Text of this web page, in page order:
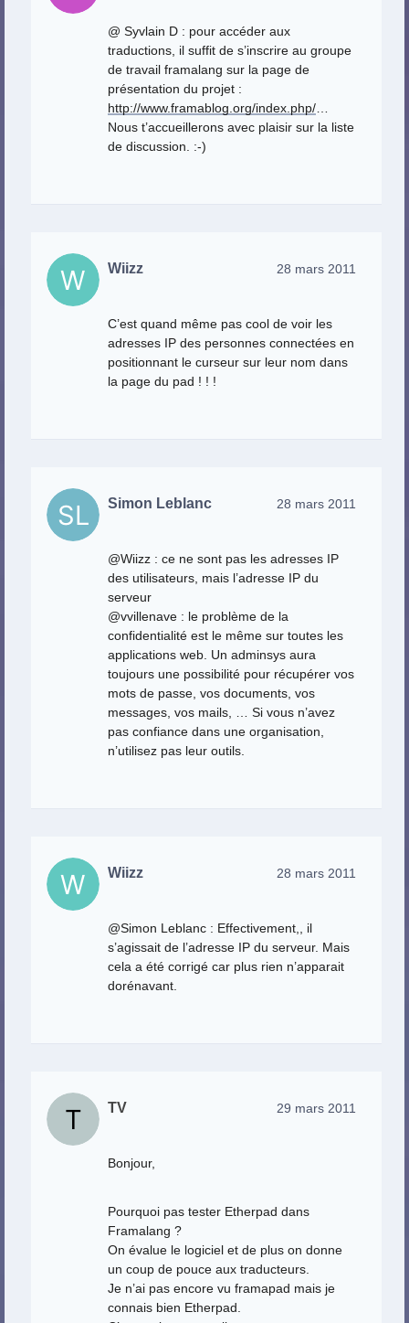
@ Syvlain D : pour accéder aux
traductions, il suffit de s’inscrire au groupe
de travail framalang sur la page de
présentation du projet :
http://www.framablog.org/index.php/
Nous t’accueillerons avec plaisir sur la liste
de discussion. :-)
Wiizz 28 mars 2011
C’est quand même pas cool de voir les
adresses IP des personnes connectées en
positionnant le curseur sur leur nom dans
la page du pad ! ! !
Simon Leblanc 28 mars 2011
@Wiizz : ce ne sont pas les adresses IP
des utilisateurs, mais l’adresse IP du
serveur
@vvillenave : le problème de la
confidentialité est le même sur toutes les
applications web. Un adminsys aura
toujours une possibilité pour récupérer vos
mots de passe, vos documents, vos
messages, vos mails, … Si vous n’avez
pas confiance dans une organisation,
n’utilisez pas leur outils.
Wiizz 28 mars 2011
@Simon Leblanc : Effectivement,, il
s’agissait de l’adresse IP du serveur. Mais
cela a été corrigé car plus rien n’apparait
dorénavant.
TV 29 mars 2011
Bonjour,
Pourquoi pas tester Etherpad dans
Framalang ?
On évalue le logiciel et de plus on donne
un coup de pouce aux traducteurs.
Je n’ai pas encore vu framapad mais je
connais bien Etherpad.